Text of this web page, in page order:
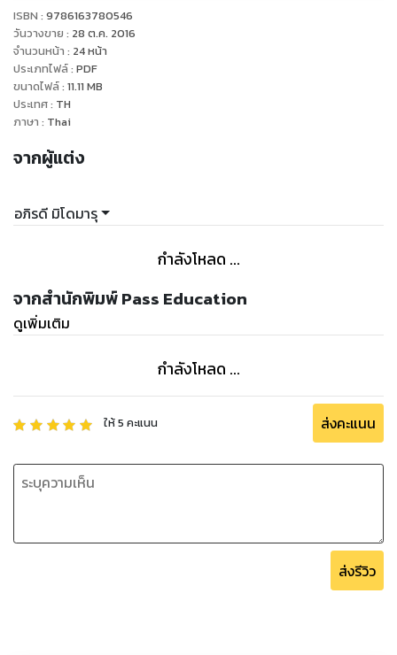
ISBN : 9786163780546
วันวางขาย : 28 ต.ค. 2016
จำนวนหน้า : 24หน้า
ประเภทไฟล์: PDF
ขนาดไฟล์: 11.11 MB
ประเทศ: TH
ภาษา : Thai
จากผู้แต่ง
อภิรดี มิโดมารุ
กำลังโหลด ...
จากสำนักพิมพ์ Pass Education
ดูเพิ่มเติม
กำลังโหลด ...
ให้5 คะแนน ส่งคะแนน
ส่งรีวิว